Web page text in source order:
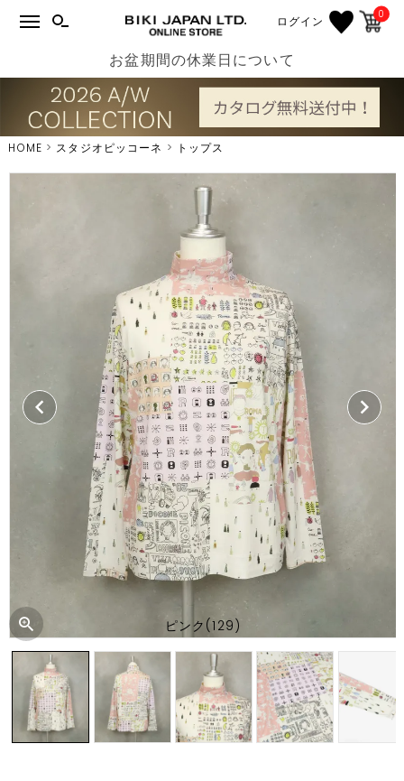
ログイン 0
お盆期間の休業日について
HOME スタジオピッコーネ トップス
ピンク(129)